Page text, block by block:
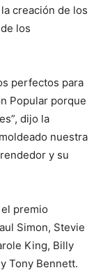
creación de los
los
perfectos para
Popular porque
dijo la
nuestra
y su
premio
Simon, Stevie
King, Billy
Tony Bennett.